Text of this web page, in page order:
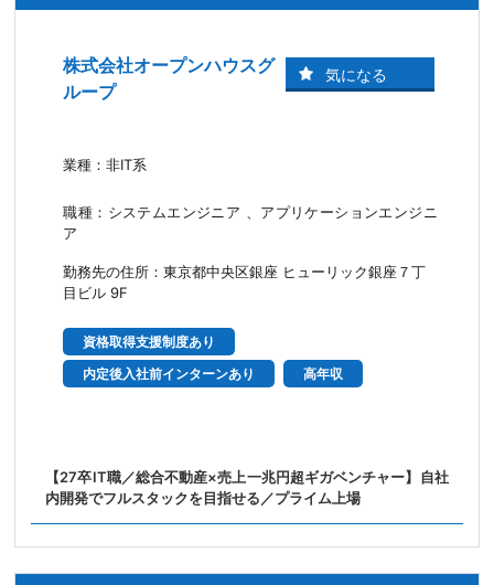
株式会社オープンハウスグ
ループ
業種：非IT系
職種：システムエンジニア 、アプリケーションエンジニ
ア
勤務先の住所：東京都中央区銀座 ヒューリック銀座７丁
目ビル 9F
資格取得支援制度あり
内定後入社前インターンあり
高年収
【27卒IT職／総合不動産×売上一兆円超ギガベンチャー】自社
内開発でフルスタックを目指せる／プライム上場